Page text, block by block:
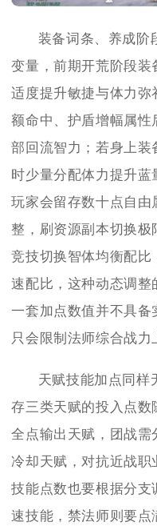
装备词条、养成阶
变量，前期开荒阶段
适度提升敏捷与体力弥
额命中、护盾增幅属性
部回流智力；若身上装
时少量分配体力提升
玩家会留存数十点自由
整，刷资源副本切换极
竞技切换智体均衡配
速配比，这种动态调
一套加点数值并不具备
只会限制法师综合战力
天赋技能加点同样
存三类天赋的投入点
全点输出天赋，团战需
冷却天赋，对抗近战职
技能点数也要根据分支
速技能，禁法师则要点